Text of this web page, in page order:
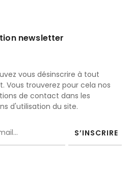
newsletter
vous désinscrire à tout
Vous trouverez pour cela nos
de contact dans les
d'utilisation du site.
S’INSCRIRE